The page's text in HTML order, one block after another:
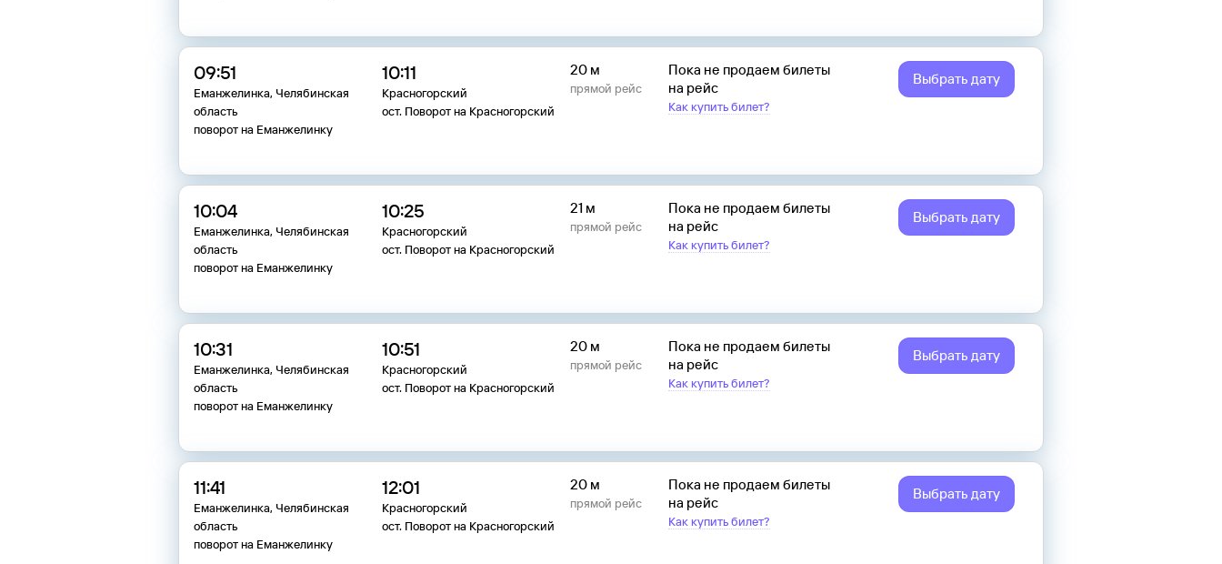
09:51
Еманжелинка, Челябинская
область
поворот на Еманжелинку
10:11
Красногорский
ост. Поворот на Красногорский
20 м
прямой рейс
Пока не продаем билеты
на рейс
Как купить билет?
Выбрать дату
10:04
Еманжелинка, Челябинская
область
поворот на Еманжелинку
10:25
Красногорский
ост. Поворот на Красногорский
21 м
прямой рейс
Пока не продаем билеты
на рейс
Как купить билет?
Выбрать дату
10:31
Еманжелинка, Челябинская
область
поворот на Еманжелинку
10:51
Красногорский
ост. Поворот на Красногорский
20 м
прямой рейс
Пока не продаем билеты
на рейс
Как купить билет?
Выбрать дату
11:41
Еманжелинка, Челябинская
область
поворот на Еманжелинку
12:01
Красногорский
ост. Поворот на Красногорский
20 м
прямой рейс
Пока не продаем билеты
на рейс
Как купить билет?
Выбрать дату